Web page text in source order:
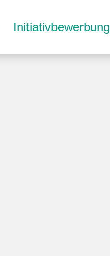
Initiativbewerbung